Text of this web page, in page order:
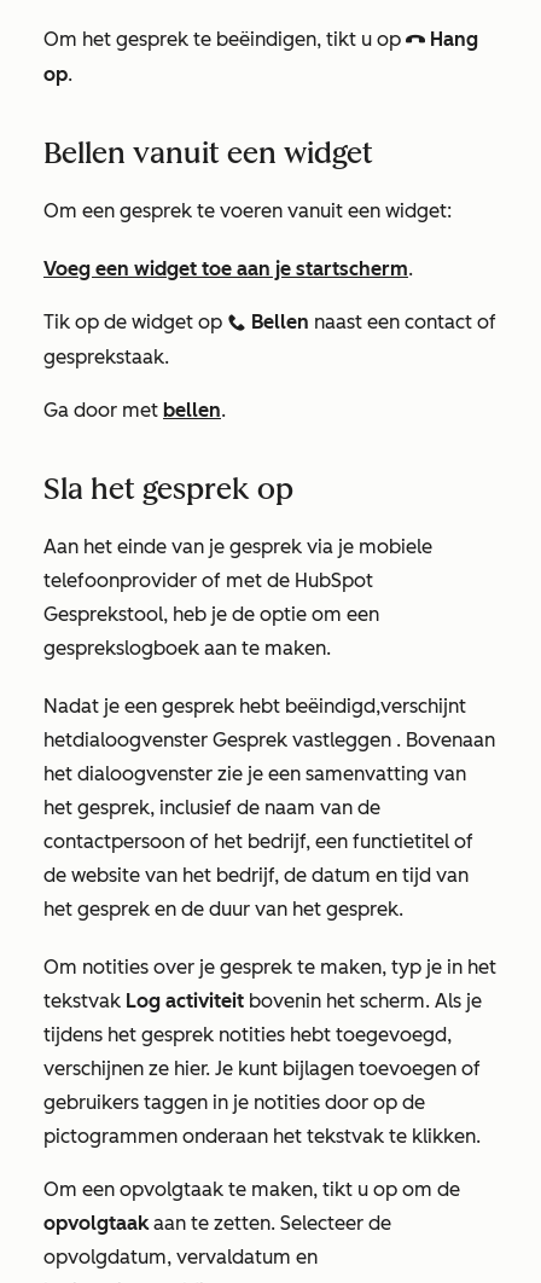
Om het gesprek te beëindigen, tikt u op callingHangup Hang
op.
Bellen vanuit een widget
Om een gesprek te voeren vanuit een widget:
Voeg een widget toe aan je startscherm.
Tik op de widget op calling Bellen naast een contact of
gesprekstaak.
Ga door met bellen.
Sla het gesprek op
Aan het einde van je gesprek via je mobiele
telefoonprovider of met de HubSpot
Gesprekstool, heb je de optie om een
gesprekslogboek aan te maken.
Nadat je een gesprek hebt beëindigd,verschijnt
hetdialoogvenster Gesprek vastleggen . Bovenaan
het dialoogvenster zie je een samenvatting van
het gesprek, inclusief de naam van de
contactpersoon of het bedrijf, een functietitel of
de website van het bedrijf, de datum en tijd van
het gesprek en de duur van het gesprek.
Om notities over je gesprek te maken, typ je in het
tekstvak Log activiteit bovenin het scherm. Als je
tijdens het gesprek notities hebt toegevoegd,
verschijnen ze hier. Je kunt bijlagen toevoegen of
gebruikers taggen in je notities door op de
pictogrammen onderaan het tekstvak te klikken.
Om een opvolgtaak te maken, tikt u op om de
opvolgtaakaan te zetten. Selecteer de
opvolgdatum, vervaldatum en